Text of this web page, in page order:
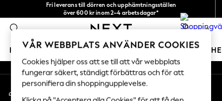
Fri leverans till dörren och upphämtningsställen
över 600 kr inom 2–4 arbetsdagar*
0
FLICKOR POJKAR BABY DAMER HERRAR
GIRLS
New In
50 - 92cm
An error occurred on client
Våra sociala nätverk
Mitt konto
Logga in på ditt konto
VÅR WEBBPLATS ANVÄNDER COOKIES
Cookies hjälper oss att se till att vår webbplats
fungerar säkert, ständigt förbättras och för att
personifiera din shoppingupplevelse.